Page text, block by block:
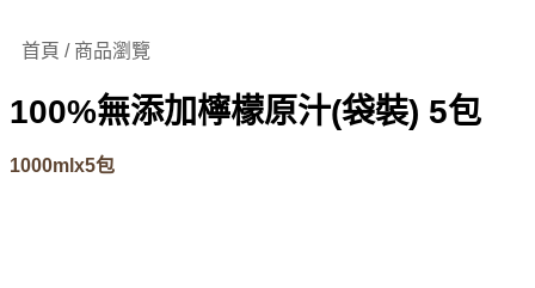
首頁 / 商品瀏覽
100%無添加檸檬原汁(袋裝) 5包
1000mlx5包